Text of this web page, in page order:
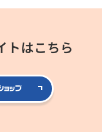
トはこちら
公式コロ